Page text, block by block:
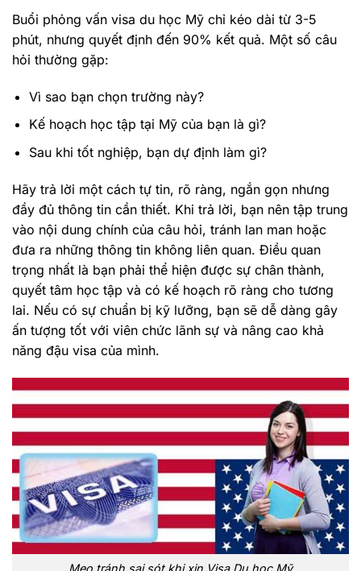
Buổi phỏng vấn visa du học Mỹ chỉ kéo dài từ 3-5
phút, nhưng quyết định đến 90% kết quả. Một số câu
hỏi thường gặp:
Vì sao bạn chọn trường này?
Kế hoạch học tập tại Mỹ của bạn là gì?
Sau khi tốt nghiệp, bạn dự định làm gì?
Hãy trả lời một cách tự tin, rõ ràng, ngắn gọn nhưng
đầy đủ thông tin cần thiết. Khi trả lời, bạn nên tập trung
vào nội dung chính của câu hỏi, tránh lan man hoặc
đưa ra những thông tin không liên quan. Điều quan
trọng nhất là bạn phải thể hiện được sự chân thành,
quyết tâm học tập và có kế hoạch rõ ràng cho tương
lai. Nếu có sự chuẩn bị kỹ lưỡng, bạn sẽ dễ dàng gây
ấn tượng tốt với viên chức lãnh sự và nâng cao khả
năng đậu visa của mình.
Mẹo tránh sai sót khi xin Visa Du học Mỹ